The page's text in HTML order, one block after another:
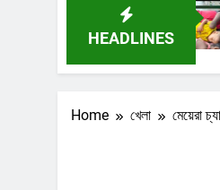
HEADLINES
শিশু অধিকারের চরম
2 Days Ago
Home খেলা মেয়েরা